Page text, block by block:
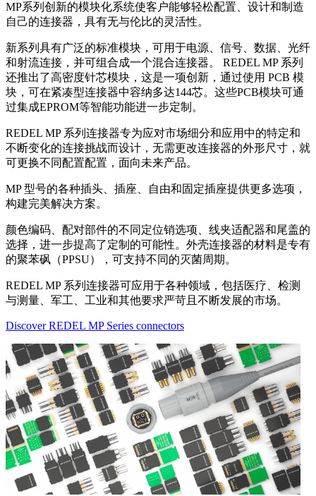
MP系列创新的模块化系统使客户能够轻松配置、设计和制造
自己的连接器，具有无与伦比的灵活性。
新系列具有广泛的标准模块，可用于电源、信号、数据、光纤
和射流连接，并可组合成一个混合连接器。 REDEL MP 系列
还推出了高密度针芯模块，这是一项创新，通过使用 PCB 模
块，可在紧凑型连接器中容纳多达144芯。这些PCB模块可通
过集成EPROM等智能功能进一步定制。
REDEL MP 系列连接器专为应对市场细分和应用中的特定和
不断变化的连接挑战而设计，无需更改连接器的外形尺寸，就
可更换不同配置配置，面向未来产品。
MP 型号的各种插头、插座、自由和固定插座提供更多选项，
构建完美解决方案。
颜色编码、配对部件的不同定位销选项、线夹适配器和尾盖的
选择，进一步提高了定制的可能性。外壳连接器的材料是专有
的聚苯砜（PPSU），可支持不同的灭菌周期。
REDEL MP 系列连接器可应用于各种领域，包括医疗、检测
与测量、军工、工业和其他要求严苛且不断发展的市场。
Discover REDEL MP Series connectors